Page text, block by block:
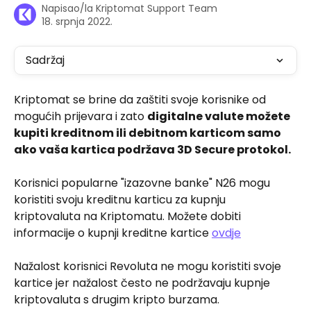
Napisao/la Kriptomat Support Team
18. srpnja 2022.
Sadržaj
Kriptomat se brine da zaštiti svoje korisnike od
mogućih prijevara i zato digitalne valute možete
kupiti kreditnom ili debitnom karticom samo
ako vaša kartica podržava 3D Secure protokol.
Korisnici popularne "izazovne banke" N26 mogu
koristiti svoju kreditnu karticu za kupnju
kriptovaluta na Kriptomatu. Možete dobiti
informacije o kupnji kreditne kartice ovdje
Nažalost korisnici Revoluta ne mogu koristiti svoje
kartice jer nažalost često ne podržavaju kupnje
kriptovaluta s drugim kripto burzama.